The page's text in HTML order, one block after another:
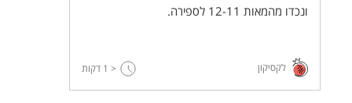
ונכדו מהמאות 12-11 לספירה.
לקסיקון < 1 דקות